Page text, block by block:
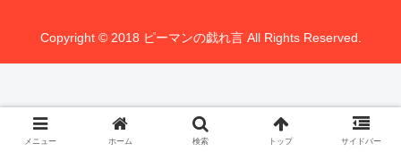
Copyright © 2018 ピーマンの戯れ言 All Rights Reserved.
メニュー ホーム 検索 トップ サイドバー